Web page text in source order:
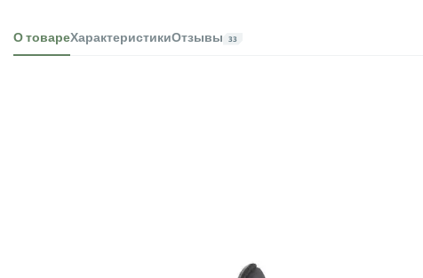
О товареХарактеристикиОтзывы 33